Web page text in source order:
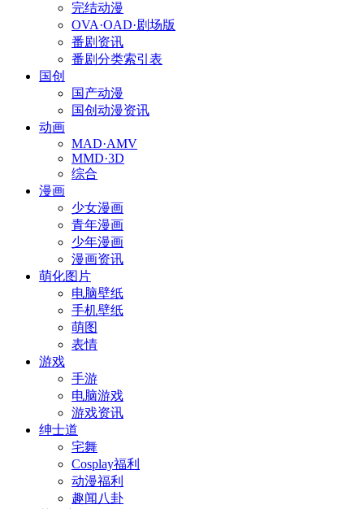
完结动漫
OVA·OAD·剧场版
番剧资讯
番剧分类索引表
国创
国产动漫
国创动漫资讯
动画
MAD·AMV
MMD·3D
综合
漫画
少女漫画
青年漫画
少年漫画
漫画资讯
萌化图片
电脑壁纸
手机壁纸
萌图
表情
游戏
手游
电脑游戏
游戏资讯
绅士道
宅舞
Cosplay福利
动漫福利
趣闻八卦